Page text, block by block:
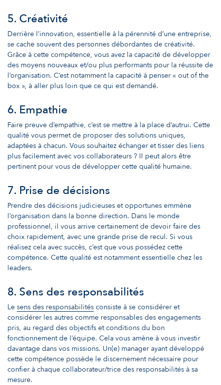
5. Créativité
Derrière l’innovation, essentielle à la pérennité d’une entreprise,
se cache souvent des personnes débordantes de créativité.
Grâce à cette compétence, vous avez la capacité de développer
des moyens nouveaux et/ou plus performants pour la réussite de
l’organisation. C’est notamment la capacité à penser « out of the
box », à aller plus loin que ce qui est demandé.
6. Empathie
Faire preuve d’empathie, c’est se mettre à la place d’autrui. Cette
qualité vous permet de proposer des solutions uniques,
adaptées à chacun. Vous souhaitez échanger et tisser des liens
plus facilement avec vos collaborateurs ? Il peut alors être
pertinent pour vous de développer cette qualité humaine.
7. Prise de décisions
Prendre des décisions judicieuses et opportunes emmène
l’organisation dans la bonne direction. Dans le monde
professionnel, il vous arrive certainement de devoir faire des
choix rapidement, avec une grande prise de recul. Si vous
réalisez cela avec succès, c’est que vous possédez cette
compétence. Cette qualité est notamment essentielle chez les
leaders.
8. Sens des responsabilités
Le sens des responsabilités consiste à se considérer et
considérer les autres comme responsables des engagements
pris, au regard des objectifs et conditions du bon
fonctionnement de l’équipe. Cela vous amène à vous investir
davantage dans vos missions. Un(e) manager ayant développé
cette compétence possède le discernement nécessaire pour
confier à chaque collaborateur/trice des responsabilités à sa
mesure.